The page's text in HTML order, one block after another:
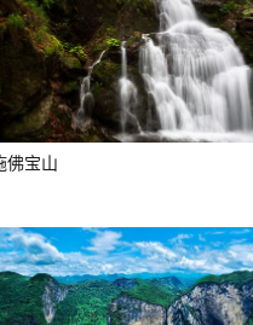
佛宝山